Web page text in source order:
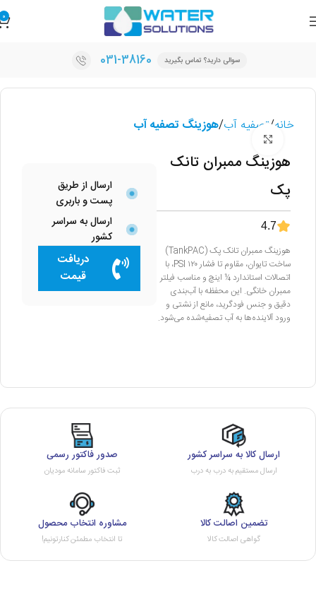
0
سوالی دارید؟ تماس بگیرید 031-38160
خانه تصفیه آب هوزینگ تصفیه آب
ارسال از طریق
پست و باربری
ارسال به سراسر
کشور
دریافت
قیمت
هوزینگ ممبران تانک
پک
4.7
هوزینگ ممبران تانک پک (TankPAC)
ساخت تایوان، مقاوم تا فشار ۱۲۰ PSI، با
اتصالات استاندارد ¼ اینچ و مناسب فیلتر
ممبران خانگی. این محفظه با آب‌بندی
دقیق و جنس فودگرید، مانع از نشتی و
ورود آلاینده‌ها به آب تصفیه‌شده می‌شود.
ارسال کالا به سراسر کشور
ارسال مستقیم به درب به درب
صدور فاکتور رسمی
ثبت فاکتور سامانه مودیان
تضمین اصالت کالا
گواهی اصالت کالا
مشاوره انتخاب محصول
تا انتخاب مطمئن کنارتونیم!